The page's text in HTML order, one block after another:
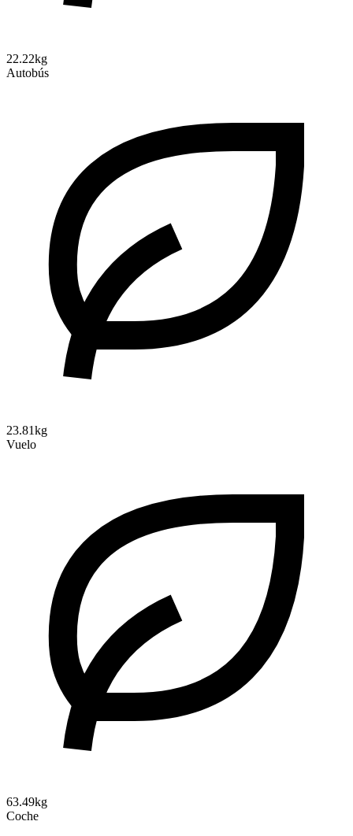
22.22kg
Autobús
23.81kg
Vuelo
63.49kg
Coche